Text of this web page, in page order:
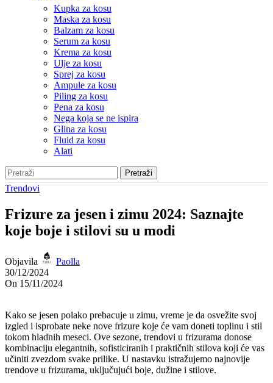
Kupka za kosu
Maska za kosu
Balzam za kosu
Serum za kosu
Krema za kosu
Ulje za kosu
Sprej za kosu
Ampule za kosu
Piling za kosu
Pena za kosu
Nega koja se ne ispira
Glina za kosu
Fluid za kosu
Alati
Pretraži
Trendovi
Frizure za jesen i zimu 2024: Saznajte
koje boje i stilovi su u modi
Objavila
Paolla
30/12/2024
On 15/11/2024
Kako se jesen polako prebacuje u zimu, vreme je da osvežite svoj
izgled i isprobate neke nove frizure koje će vam doneti toplinu i stil
tokom hladnih meseci. Ove sezone, trendovi u frizurama donose
kombinaciju elegantnih, sofisticiranih i praktičnih stilova koji će vas
učiniti zvezdom svake prilike. U nastavku istražujemo najnovije
trendove u frizurama, uključujući boje, dužine i stilove.